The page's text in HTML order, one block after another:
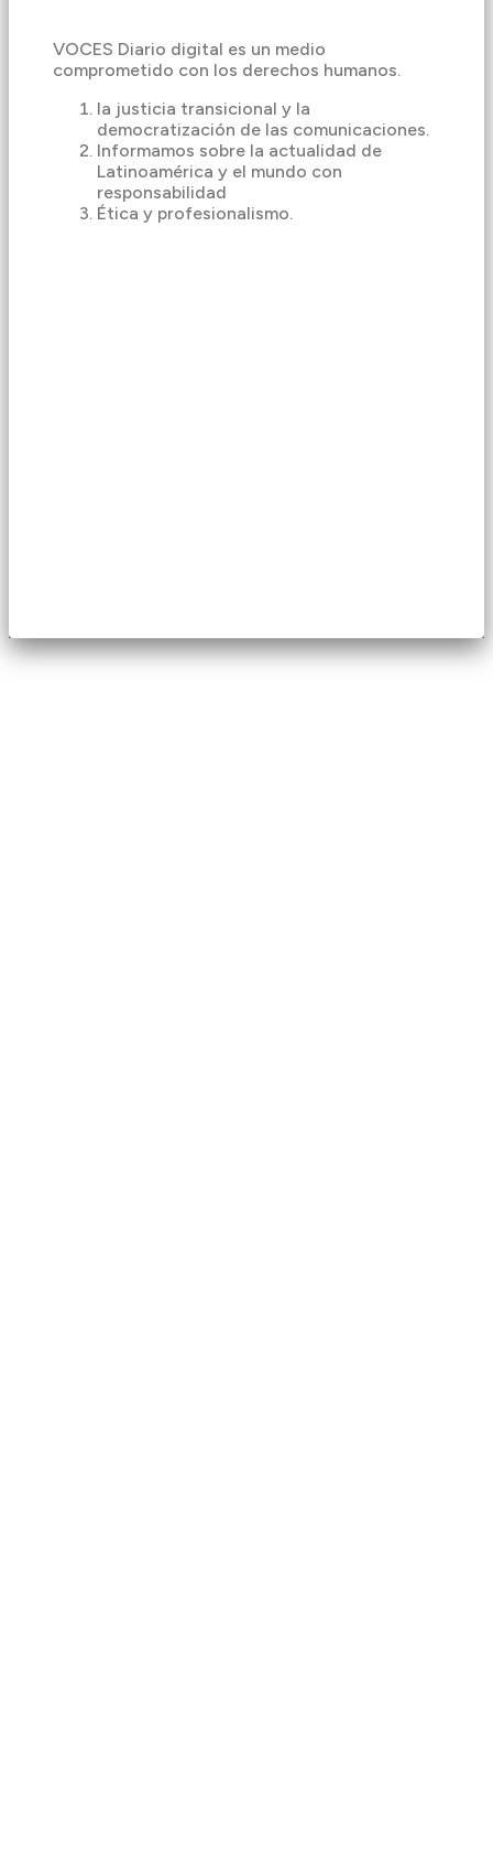
VOCES Diario digital es un medio
comprometido con los derechos humanos.
la justicia transicional y la
democratización de las comunicaciones.
Informamos sobre la actualidad de
Latinoamérica y el mundo con
responsabilidad
Ética y profesionalismo.